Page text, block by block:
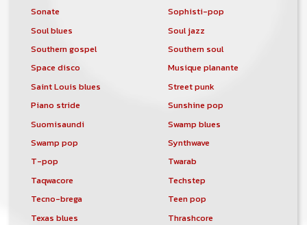
Sonate
Sophisti-pop
Soul blues
Soul jazz
Southern gospel
Southern soul
Space disco
Musique planante
Saint Louis blues
Street punk
Piano stride
Sunshine pop
Suomisaundi
Swamp blues
Swamp pop
Synthwave
T-pop
Twarab
Taqwacore
Techstep
Tecno-brega
Teen pop
Texas blues
Thrashcore